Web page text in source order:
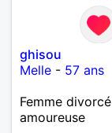
ghisou
Melle - 57 ans
Femme
amoureuse